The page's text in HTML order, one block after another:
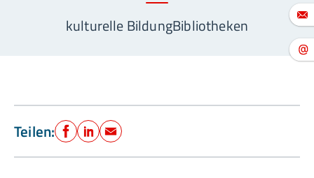
kulturelle BildungBibliotheken
Teilen: Facebook
LinkedIn
E-Mail